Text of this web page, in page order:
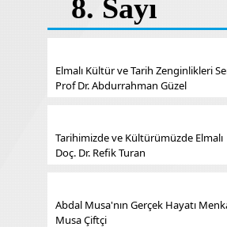
8. Sayı
Elmalı Kültür ve Tarih Zenginlikleri
Prof Dr. Abdurrahman Güzel
Tarihimizde ve Kültürümüzde Elmalı
Doç. Dr. Refik Turan
Abdal Musa'nın Gerçek Hayatı
Musa Çiftçi